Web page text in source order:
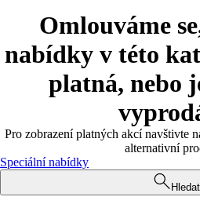
Omlouváme
nabídky v této
platná, nebo
Pro zobrazení platných akcí navštivte
alternativní
Speciální nabídky
Hledat